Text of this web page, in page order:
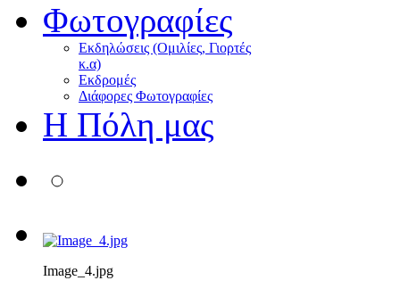
Φωτογραφίες
Εκδηλώσεις (Ομιλίες, Γιορτές
κ.α)
Εκδρομές
Διάφορες Φωτογραφίες
Η Πόλη μας
Image_4.jpg